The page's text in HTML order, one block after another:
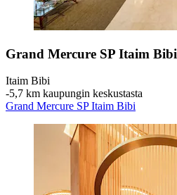
Grand Mercure SP Itaim Bibi
Itaim Bibi
‐5,7 km kaupungin keskustasta
Grand Mercure SP Itaim Bibi